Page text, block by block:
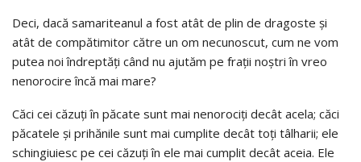
Deci, dacă samariteanul a fost atât de plin de dragoste şi
atât de compătimitor către un om necunoscut, cum ne vom
putea noi îndreptăţi când nu ajutăm pe fraţii noştri în vreo
nenorocire încă mai mare?
Căci cei căzuţi în păcate sunt mai nenorociţi decât acela; căci
păcatele şi prihănile sunt mai cumplite decât toţi tâlharii; ele
schingiuiesc pe cei căzuţi în ele mai cumplit decât aceia. Ele